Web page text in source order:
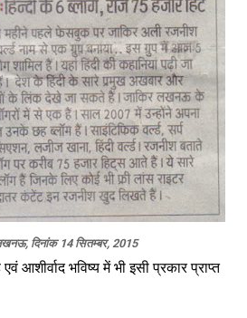
दिनांक 14 सितम्बर, 2015
भविष्य में भी इसी प्रकार प्राप्त